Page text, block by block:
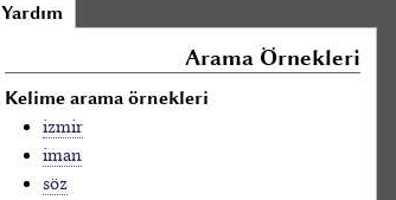
Yardım
Arama Örnekleri
Kelime arama örnekleri
izmir
iman
söz